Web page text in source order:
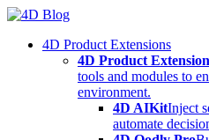
Skip
content4D Product Extensions
4D Product
tools and modules to
environment.
4D AIKitInject
automate